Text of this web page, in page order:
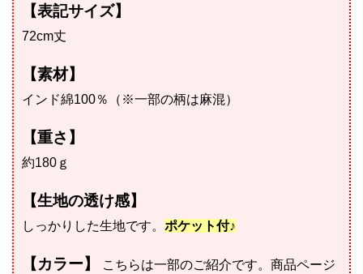
【表記サイズ】
72cm丈
【素材】
インド綿100％（※一部の柄は麻混）
【重さ】
約180ｇ
【生地の透け感】
しっかりした生地です。 ポケット付♪
【カラー】
こちらは一部のご紹介です。商品ページ